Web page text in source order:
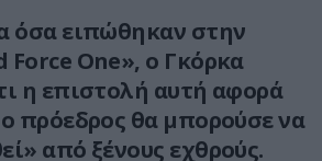
όσα ειπώθηκαν στην
One», ο Γκόρκα
η επιστολή αυτή αφορά
πρόεδρος θα μπορούσε να
από ξένους εχθρούς.